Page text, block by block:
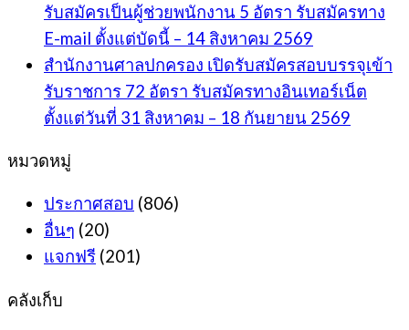
รับสมัครเป็นผู้ช่วยพนักงาน 5 อัตรา รับสมัครทาง
E-mail ตั้งแต่บัดนี้ – 14 สิงหาคม 2569
สำนักงานศาลปกครอง เปิดรับสมัครสอบบรรจุเข้า
รับราชการ 72 อัตรา รับสมัครทางอินเทอร์เน็ต
ตั้งแต่วันที่ 31 สิงหาคม – 18 กันยายน 2569
หมวดหมู่
ประกาศสอบ (806)
อื่นๆ (20)
แจกฟรี (201)
คลังเก็บ